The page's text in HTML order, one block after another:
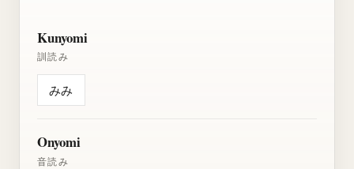
Kunyomi
訓読み
みみ
Onyomi
音読み